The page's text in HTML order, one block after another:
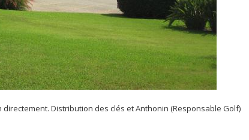
Distribution des clés et Anthonin (Responsable Golf)